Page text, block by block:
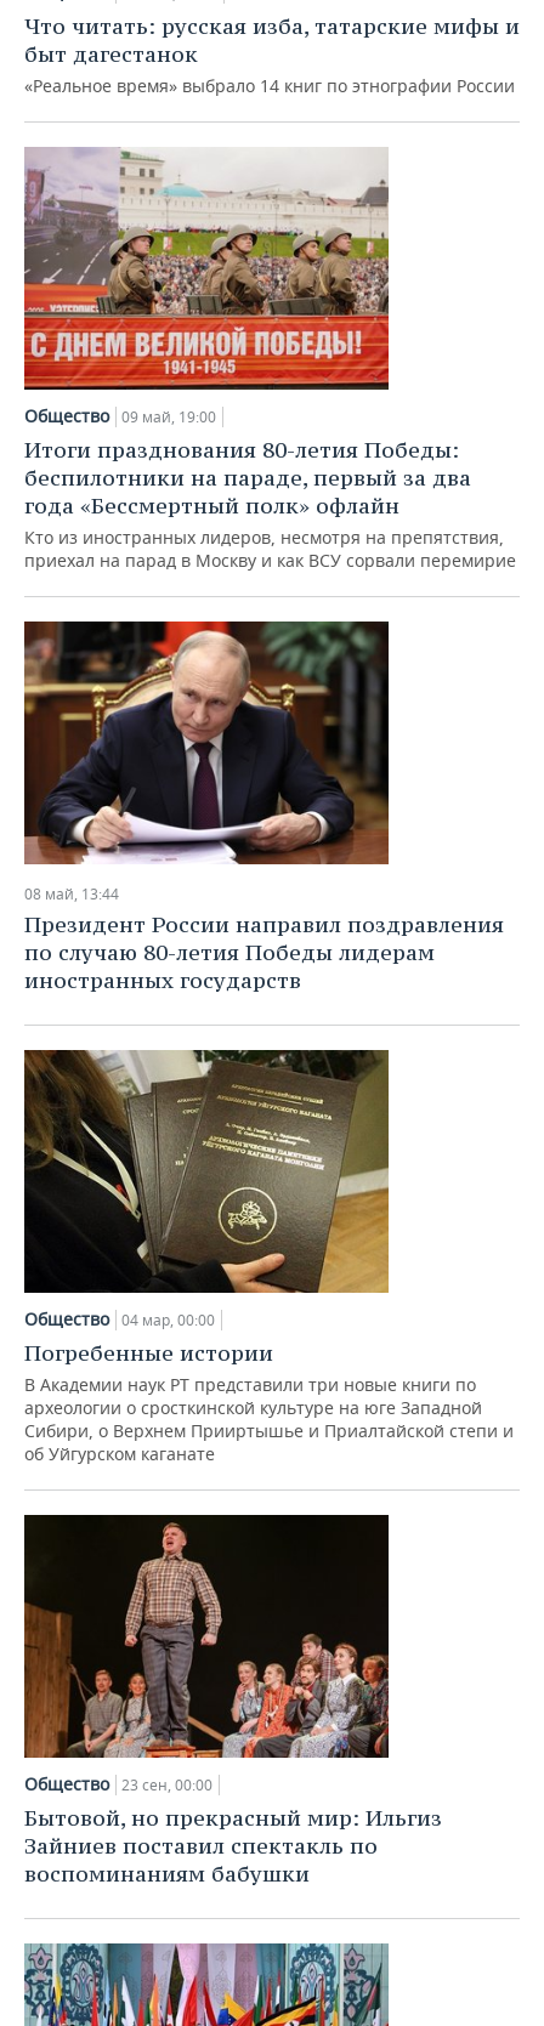
Что читать: русская изба, татарские мифы и
быт дагестанок
«Реальное время» выбрало 14 книг по этнографии России
Общество 09 май, 19:00
Итоги празднования 80-летия Победы:
беспилотники на параде, первый за два
года «Бессмертный полк» офлайн
Кто из иностранных лидеров, несмотря на препятствия,
приехал на парад в Москву и как ВСУ сорвали перемирие
08 май, 13:44
Президент России направил поздравления
по случаю 80-летия Победы лидерам
иностранных государств
Общество 04 мар, 00:00
Погребенные истории
В Академии наук РТ представили три новые книги по
археологии о сросткинской культуре на юге Западной
Сибири, о Верхнем Прииртышье и Приалтайской степи и
об Уйгурском каганате
Общество 23 сен, 00:00
Бытовой, но прекрасный мир: Ильгиз
Зайниев поставил спектакль по
воспоминаниям бабушки